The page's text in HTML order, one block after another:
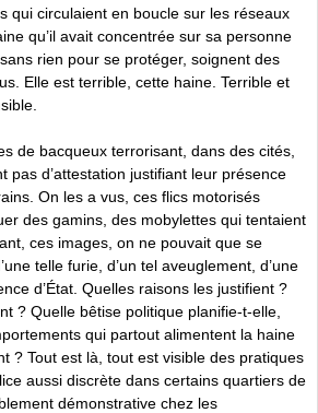
qui circulaient en boucle sur les réseaux
qu’il avait concentrée sur sa personne
rien pour se protéger, soignent des
Elle est terrible, cette haine. Terrible et
de bacqueux terrorisant, dans des cités,
pas d’attestation justifiant leur présence
On les a vus, ces flics motorisés
des gamins, des mobylettes qui tentaient
ces images, on ne pouvait que se
telle furie, d’un tel aveuglement, d’une
d’État. Quelles raisons les justifient ?
? Quelle bêtise politique planifie-t-elle,
qui partout alimentent la haine
? Tout est là, tout est visible des pratiques
aussi discrète dans certains quartiers de
démonstrative chez les